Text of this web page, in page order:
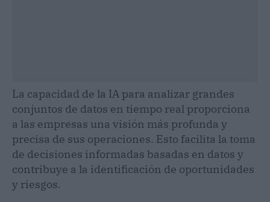
La capacidad de la IA para analizar grandes
conjuntos de datos en tiempo real proporciona
a las empresas una visión más profunda y
precisa de sus operaciones. Esto facilita la toma
de decisiones informadas basadas en datos y
contribuye a la identificación de oportunidades
y riesgos.